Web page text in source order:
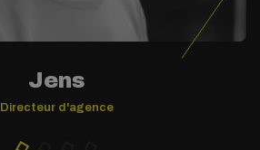
Jens
Directeur d'agence